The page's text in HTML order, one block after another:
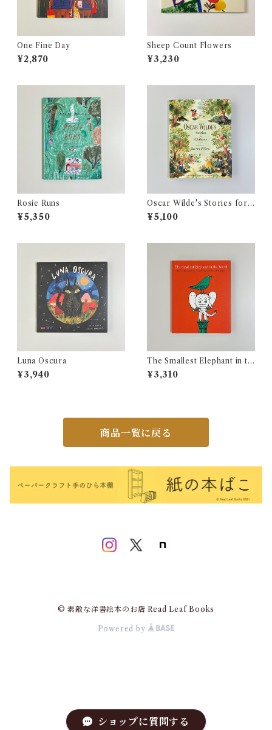
ショップに質問する
One Fine Day
¥2,870
Sheep Count Flowers
¥3,230
Rosie Runs
¥5,350
Oscar Wilde's Stories for
Children
¥5,100
Luna Oscura
¥3,940
The Smallest Elephant in th
e World
¥3,310
商品一覧に戻る
© 素敵な洋書絵本のお店 Read Leaf Books
Powered by